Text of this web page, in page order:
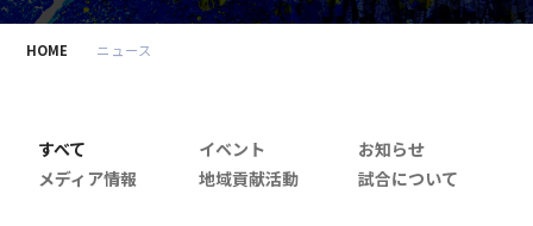
HOME ニュース
すべて イベント
お知らせ
メディア情報
地域貢献活動 試合について